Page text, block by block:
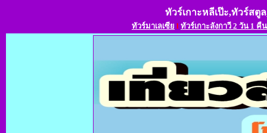
ทัวร์เกาะหลีเป๊ะ,ทัวร์สตู
ทัวร์มาเลเซีย l ทัวร์เกาะลังกาวี 2 วัน 1 คืน